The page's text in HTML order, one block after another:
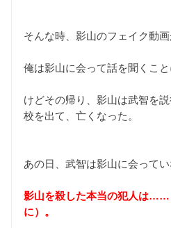
そんな時、影山のフェイク動画
俺は影山に会って話を聞くこと
けどその帰り、影山は武智を
校を出て、亡くなった。
あの日、武智は影山に会ってい
影山を殺した本当の犯人は……
に）。